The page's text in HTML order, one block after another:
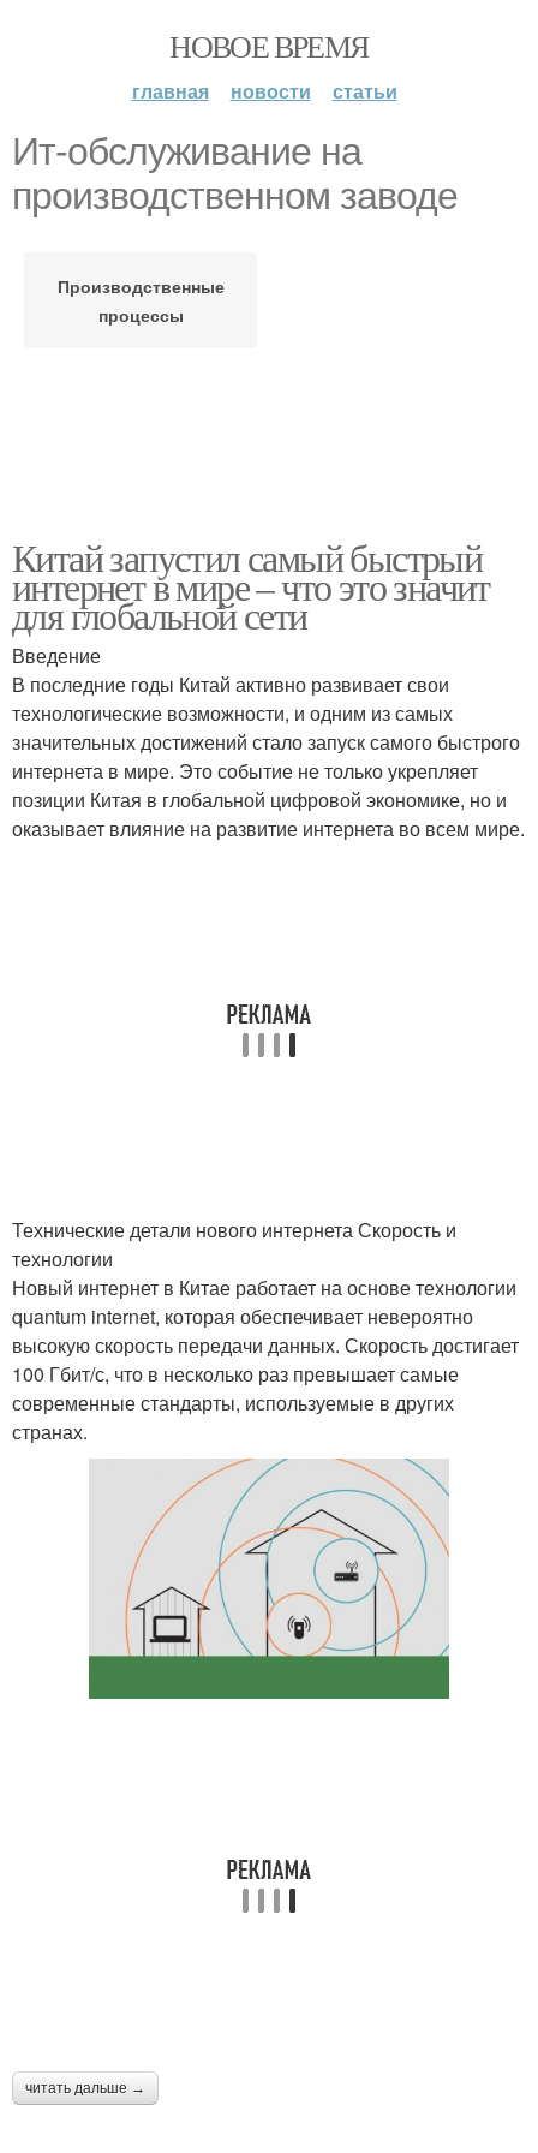
НОВОЕ ВРЕМЯ
главная новости статьи
Ит-обслуживание на
производственном заводе
Производственные
процессы
Китай запустил самый быстрый
интернет в мире – что это значит
для глобальной сети
Введение
В последние годы Китай активно развивает свои
технологические возможности, и одним из самых
значительных достижений стало запуск самого быстрого
интернета в мире. Это событие не только укрепляет
позиции Китая в глобальной цифровой экономике, но и
оказывает влияние на развитие интернета во всем мире.
Технические детали нового интернета Скорость и
технологии
Новый интернет в Китае работает на основе технологии
quantum internet, которая обеспечивает невероятно
высокую скорость передачи данных. Скорость достигает
100 Гбит/с, что в несколько раз превышает самые
современные стандарты, используемые в других
странах.
читать дальше →